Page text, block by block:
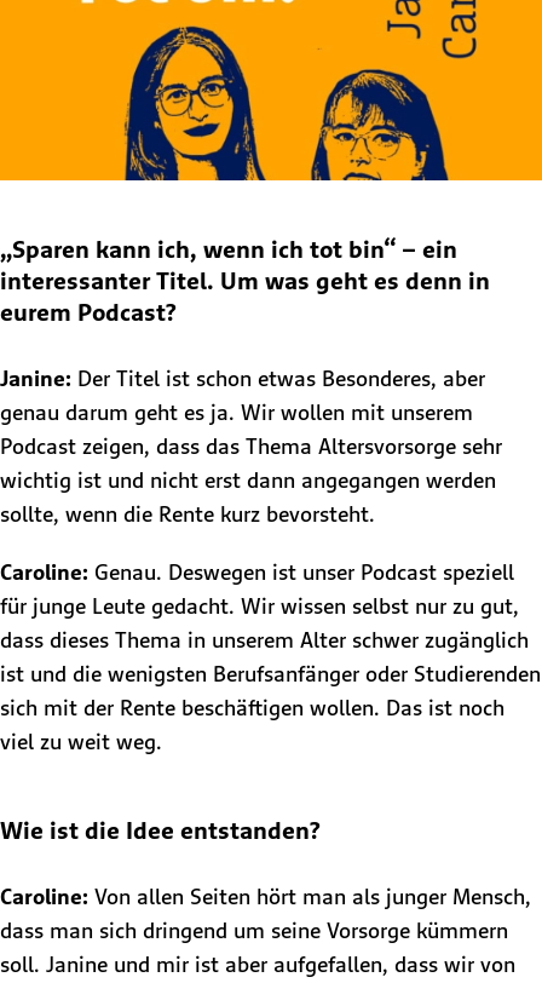
„Sparen kann ich, wenn ich tot bin“ – ein
interessanter Titel. Um was geht es denn in
eurem Podcast?
Janine: Der Titel ist schon etwas Besonderes, aber
genau darum geht es ja. Wir wollen mit unserem
Podcast zeigen, dass das Thema Altersvorsorge sehr
wichtig ist und nicht erst dann angegangen werden
sollte, wenn die Rente kurz bevorsteht.
Caroline: Genau. Deswegen ist unser Podcast speziell
für junge Leute gedacht. Wir wissen selbst nur zu gut,
dass dieses Thema in unserem Alter schwer zugänglich
ist und die wenigsten Berufsanfänger oder Studierenden
sich mit der Rente beschäftigen wollen. Das ist noch
viel zu weit weg.
Wie ist die Idee entstanden?
Caroline: Von allen Seiten hört man als junger Mensch,
dass man sich dringend um seine Vorsorge kümmern
soll. Janine und mir ist aber aufgefallen, dass wir von